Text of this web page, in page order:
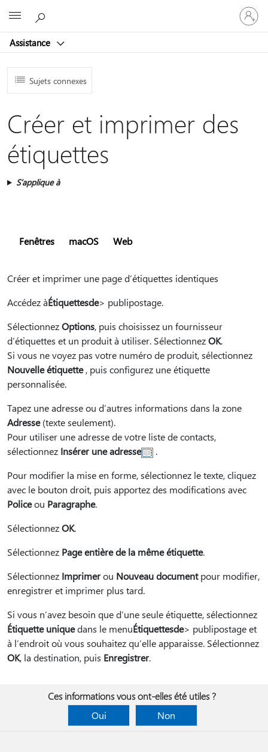
Assistance
vous
à
compte
Sujets connexes
Créer et imprimer des
étiquettes
S’applique à
Fenêtres macOS Web
Créer et imprimer une page d’étiquettes identiques
Accédez àÉtiquettesde> publipostage.
SélectionnezOptions, puis choisissez un fournisseur
d’étiquettes et un produit à utiliser. SélectionnezOK.
Si vous ne voyez pas votre numéro de produit, sélectionnez
Nouvelle étiquette, puis configurez une étiquette
personnalisée.
Tapez une adresse ou d’autres informations dans la zone
Adresse(texte seulement).
Pour utiliser une adresse de votre liste de contacts,
sélectionnez Insérer une adresse
.
Pour modifier la mise en forme, sélectionnez le texte, cliquez
avec le bouton droit, puis apportez des modifications avec
Policeou Paragraphe.
SélectionnezOK.
Sélectionnez Page entière de la même étiquette.
Sélectionnez Imprimerou Nouveau documentpour modifier,
enregistrer et imprimer plus tard.
Si vous n’avez besoin que d’une seule étiquette, sélectionnez
Étiquette uniquedans le menuÉtiquettesde> publipostage et
à l’endroit où vous souhaitez qu’elle apparaisse. Sélectionnez
OK, la destination, puis Enregistrer.
Ces informations vous ont-elles été utiles ?
Oui
Non